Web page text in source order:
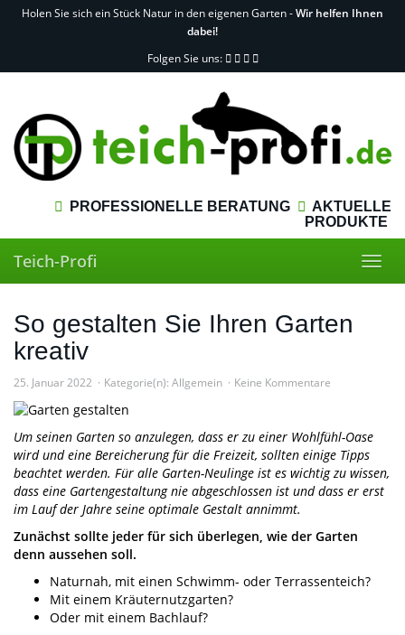
SkipHolen Sie sich ein Stück Natur in den eigenen Garten -Wir helfen Ihnen
dabei!
Folgen Sie uns:
PROFESSIONELLE BERATUNG
AKTUELLE
PRODUKTE
Teich-Profi
So gestalten Sie Ihren Garten
kreativ
25. Januar 2022 Kategorie(n): Allgemein Keine Kommentare
Um seinen Garten so anzulegen, dass er zu einer Wohlfühl-Oase
wird und eine Bereicherung für die Freizeit, sollten einige Tipps
beachtet werden. Für alle Garten-Neulinge ist es wichtig zu wissen,
dass eine Gartengestaltung nie abgeschlossen ist und dass er erst
im Lauf der Jahre seine optimale Gestalt annimmt.
Zunächst sollte jeder für sich überlegen, wie der Garten
denn aussehen soll.
Naturnah, mit einen Schwimm- oder Terrassenteich?
Mit einem Kräuternutzgarten?
Oder mit einem Bachlauf?